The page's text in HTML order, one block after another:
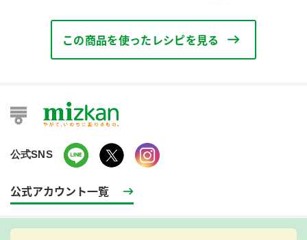
この商品を使ったレシピを見る
公式SNS
公式アカウント一覧